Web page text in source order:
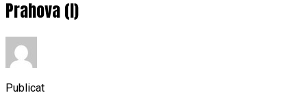
Prahova (I)
Publicat